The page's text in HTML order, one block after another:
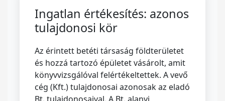
Ingatlan értékesítés: azonos
tulajdonosi kör
Az érintett betéti társaság földterületet
és hozzá tartozó épületet vásárolt, amit
könyvvizsgálóval felértékeltettek. A vevő
cég (Kft.) tulajdonosai azonosak az eladó